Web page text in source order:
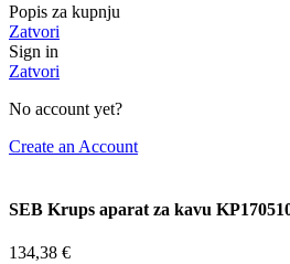
Popis za kupnju
Zatvori
Sign in
Zatvori
No account yet?
Create an Account
SEB Krups aparat za kavu
134,38 €